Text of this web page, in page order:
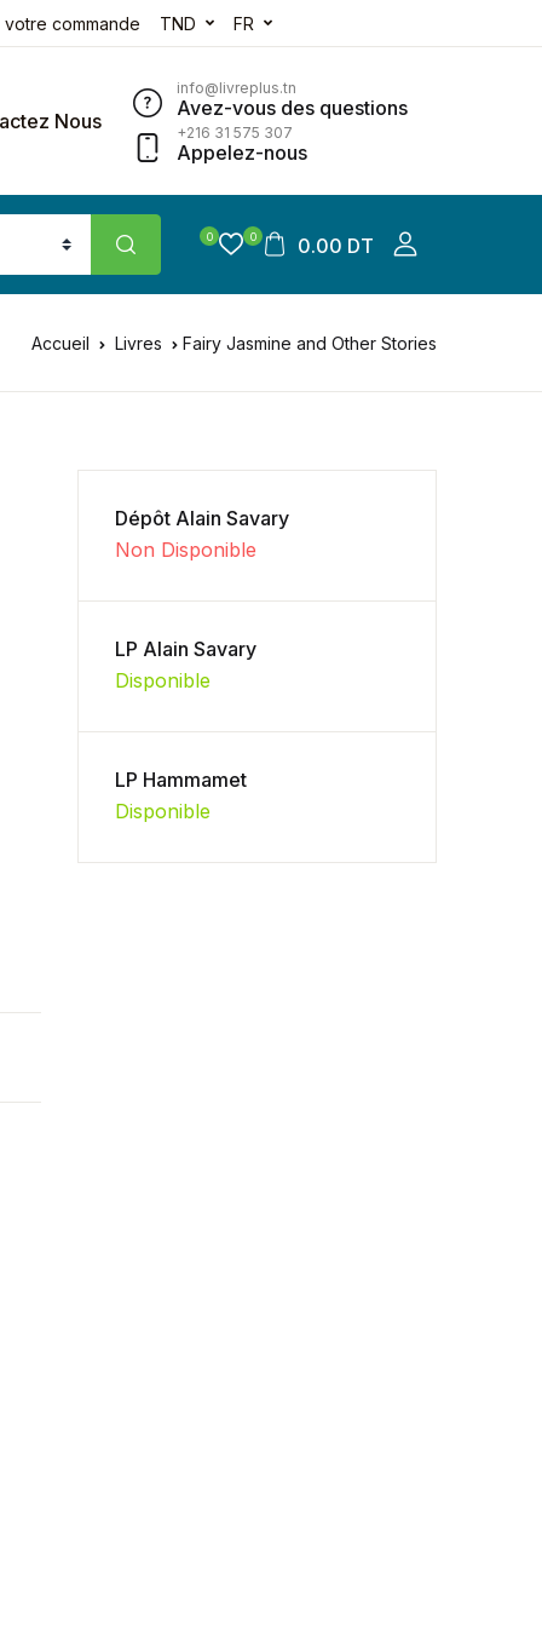
votre commande TND FR
Nous
info@livreplus.tn
Avez-vous des questions
+216 31 575 307
Appelez-nous
0 0 0.00 DT
Accueil Livres Fairy Jasmine and Other Stories
Dépôt Alain Savary
Non Disponible
LP Alain Savary
Disponible
LP Hammamet
Disponible